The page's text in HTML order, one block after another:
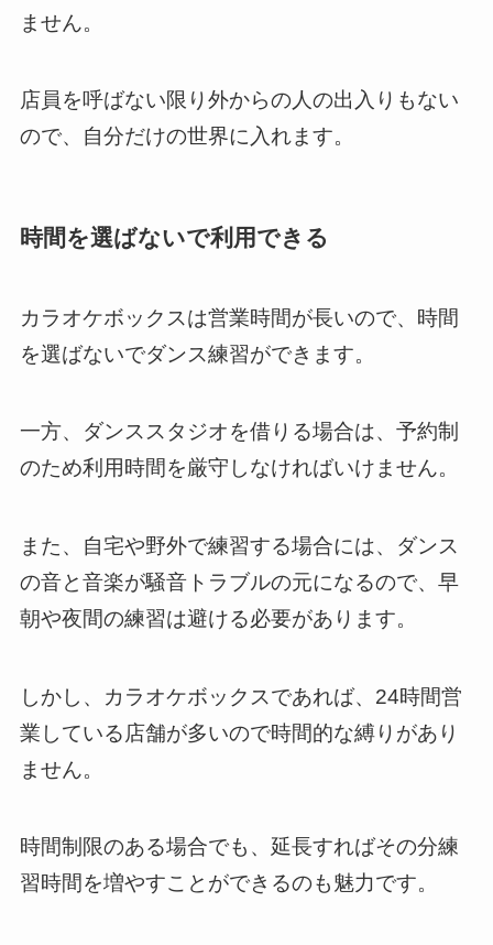
ません。
店員を呼ばない限り外からの人の出入りもない
ので、自分だけの世界に入れます。
時間を選ばないで利用できる
カラオケボックスは営業時間が長いので、時間
を選ばないでダンス練習ができます。
一方、ダンススタジオを借りる場合は、予約制
のため利用時間を厳守しなければいけません。
また、自宅や野外で練習する場合には、ダンス
の音と音楽が騒音トラブルの元になるので、早
朝や夜間の練習は避ける必要があります。
しかし、カラオケボックスであれば、24時間営
業している店舗が多いので時間的な縛りがあり
ません。
時間制限のある場合でも、延長すればその分練
習時間を増やすことができるのも魅力です。